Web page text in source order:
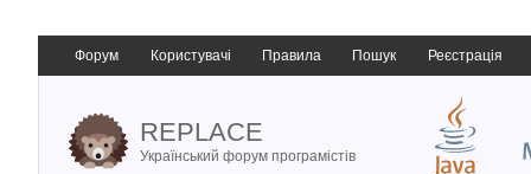
Форум Користувачі Правила Пошук Реєстрація
REPLACE
Український форум програмістів